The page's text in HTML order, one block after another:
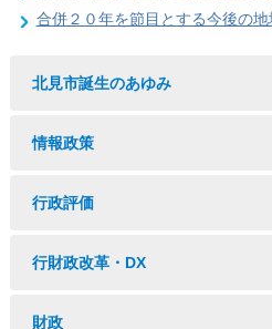
合併２０年を節目とする今後の
北見市誕生のあゆみ
情報政策
行政評価
行財政改革・DX
財政